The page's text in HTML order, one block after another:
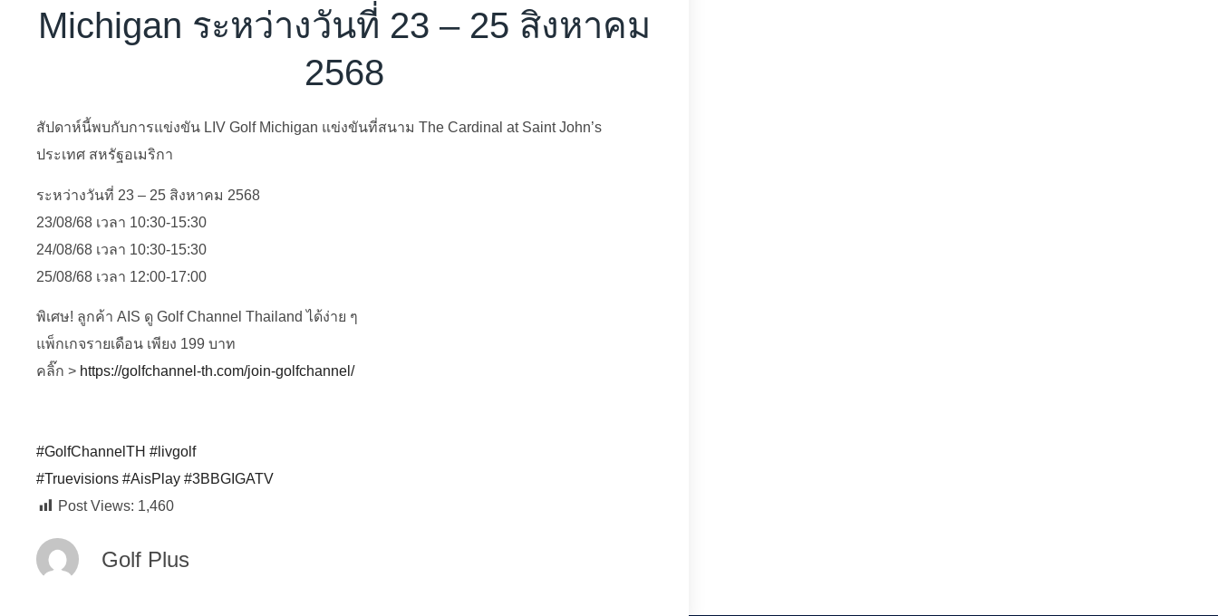
Michigan ระหว่างวันที่ 23 – 25 สิงหาคม
2568
สัปดาห์นี้พบกับการแข่งขัน LIV Golf Michigan แข่งขันที่สนาม The Cardinal at Saint John’s
ประเทศ สหรัฐอเมริกา
ระหว่างวันที่ 23 – 25 สิงหาคม 2568
23/08/68 เวลา 10:30-15:30
24/08/68 เวลา 10:30-15:30
25/08/68 เวลา 12:00-17:00
พิเศษ! ลูกค้า AIS ดู Golf Channel Thailand ได้ง่าย ๆ
แพ็กเกจรายเดือน เพียง 199 บาท
คลิ๊ก > https://golfchannel-th.com/join-golfchannel/
#GolfChannelTH #livgolf
#Truevisions #AisPlay #3BBGIGATV
Post Views: 1,460
Golf Plus